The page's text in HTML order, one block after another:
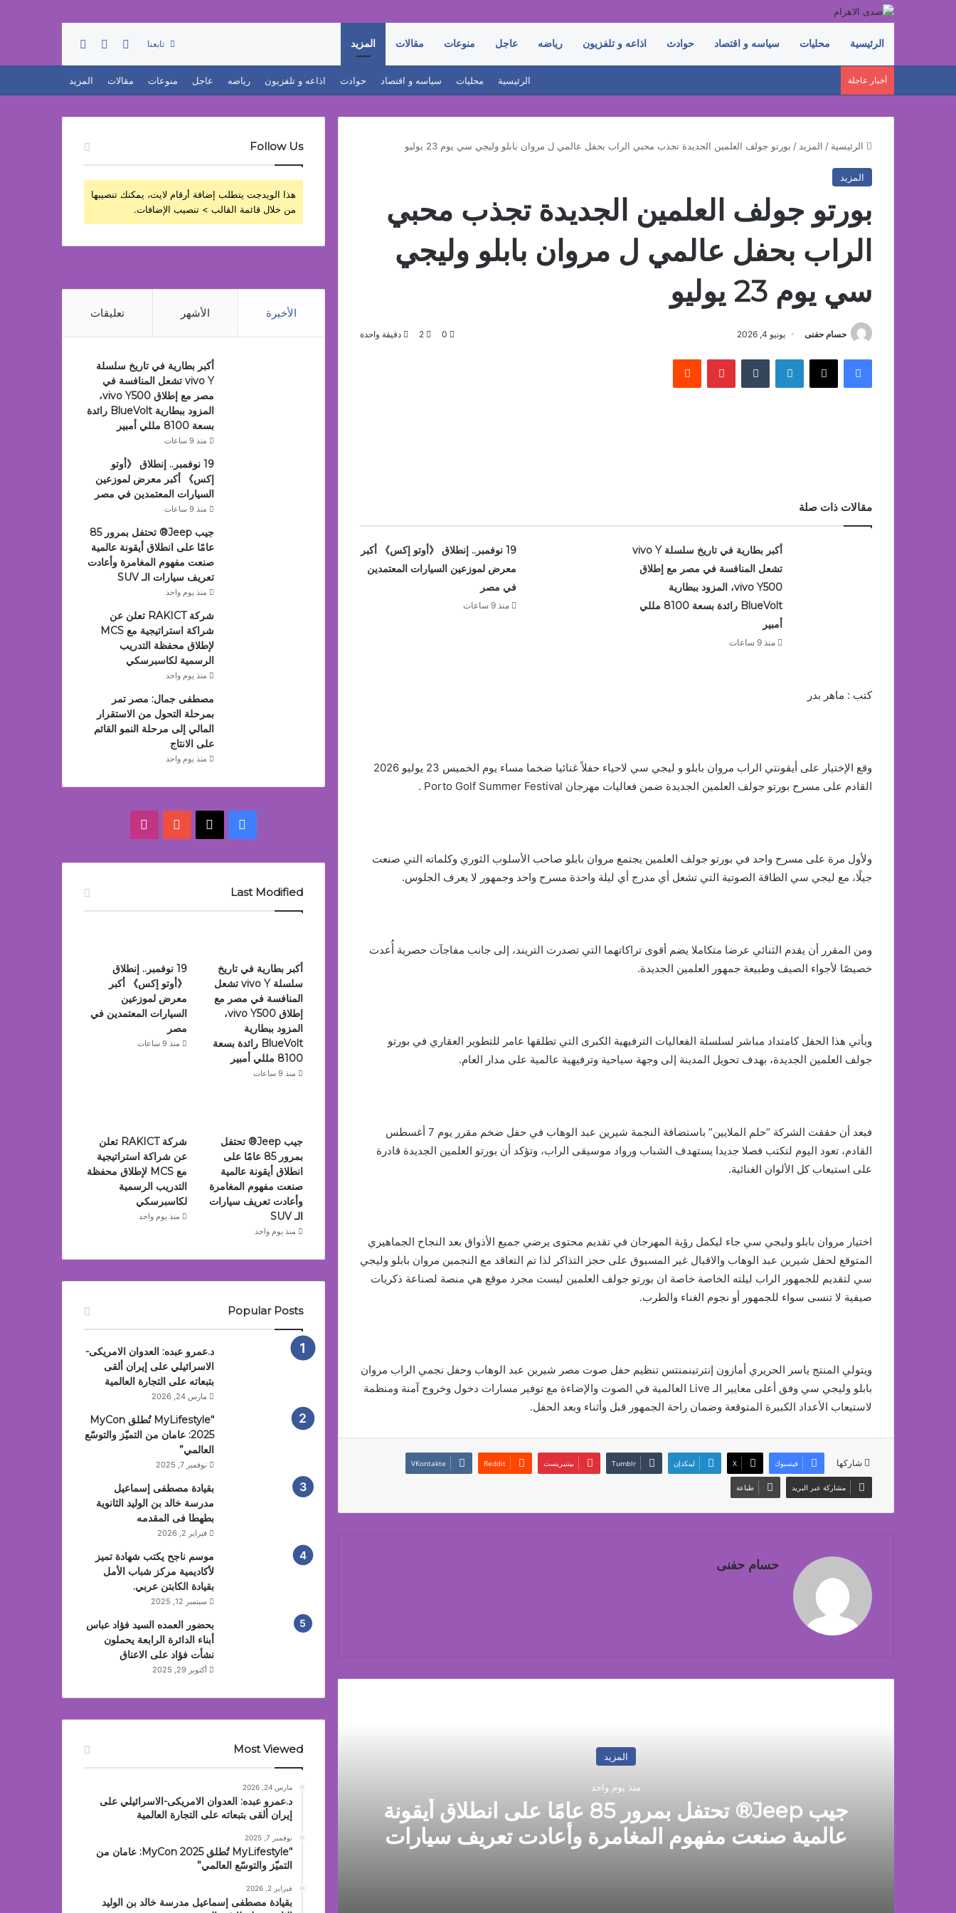
الرئيسية محليات سياسه و اقتصاد حوادث اذاعه و تلفزيون رياضه عاجل منوعات مقالات المزيد تابعنا تسجيل الدخول
إضافة عمود جانبي
أخبار عاجلة الرئيسية محليات سياسه و اقتصاد حوادث اذاعه و تلفزيون رياضه عاجل منوعات مقالات المزيد
الرئيسية / المزيد / بورتو جولف العلمين الجديدة تجذب محبي الراب بحفل عالمي ل مروان بابلو وليجي سي يوم 23 يوليو
المزيد
بورتو جولف العلمين الجديدة تجذب محبي
الراب بحفل عالمي ل مروان بابلو وليجي
سي يوم 23 يوليو
حسام حفنى يونيو 4, 2026 0
2 دقيقة واحدة
فيسبوك ‫X لينكدإن بينتيريست
مقالات ذات صلة
أكبر بطارية في تاريخ سلسلة vivo Y
تشعل المنافسة في مصر مع إطلاق
vivo Y500، المزود ببطارية
BlueVolt رائدة بسعة 8100 مللي
أمبير
منذ 9 ساعات
19 نوفمبر.. إنطلاق 《أوتو إكس》 أكبر
معرض لموزعين السيارات المعتمدين
في مصر
منذ 9 ساعات
كتب : ماهر بدر
وقع الإختيار على أيقونتي الراب مروان بابلو و ليجي سي لاحياء حفلاً غنائيا ضخما مساء يوم الخميس 23 يوليو 2026
القادم على مسرح بورتو جولف العلمين الجديدة ضمن فعاليات مهرجان Porto Golf Summer Festival .
ولأول مرة على مسرح واحد في بورتو جولف العلمين يجتمع مروان بابلو صاحب الأسلوب الثوري وكلماته التي صنعت
جيلًا، مع ليجي سي الطاقة الصوتية التي تشعل أي مدرج أي ليلة واحدة مسرح واحد وجمهور لا يعرف الجلوس.
ومن المقرر أن يقدم الثنائي عرضا متكاملا يضم أقوى تراكاتهما التي تصدرت التريند، إلى جانب مفاجآت حصرية أُعدت
خصيصًا لأجواء الصيف وطبيعة جمهور العلمين الجديدة.
ويأتي هذا الحفل كامتداد مباشر لسلسلة الفعاليات الترفيهية الكبرى التي تطلقها عامر للتطوير العقاري في بورتو
جولف العلمين الجديدة، بهدف تحويل المدينة إلى وجهة سياحية وترفيهية عالمية على مدار العام.
فبعد أن حققت الشركة “حلم الملايين” باستضافة النجمة شيرين عبد الوهاب في حفل ضخم مقرر يوم 7 أغسطس
القادم، تعود اليوم لتكتب فصلا جديدا يستهدف الشباب ورواد موسيقى الراب، وتؤكد أن بورتو العلمين الجديدة قادرة
على استيعاب كل الألوان الغنائية.
اختيار مروان بابلو وليجي سي جاء ليكمل رؤية المهرجان في تقديم محتوى يرضي جميع الأذواق بعد النجاح الجماهيري
المتوقع لحفل شيرين عبد الوهاب والاقبال غير المسبوق على حجز التذاكر لذا تم التعاقد مع النجمين مروان بابلو وليجي
سي لتقديم للجمهور الراب ليلته الخاصة خاصة ان بورتو جولف العلمين ليست مجرد موقع هي منصة لصناعة ذكريات
صيفية لا تنسى سواء للجمهور أو نجوم الغناء والطرب.
ويتولي المنتج ياسر الحريري أمازون إنترتينمنتس تنظيم حفل صوت مصر شيرين عبد الوهاب وحفل نجمي الراب مروان
بابلو وليجي سي وفق أعلى معايير الـ Live العالمية في الصوت والإضاءة مع توفير مسارات دخول وخروج آمنة ومنظمة
لاستيعاب الأعداد الكبيرة المتوقعة وضمان راحة الجمهور قبل وأثناء وبعد الحفل.
شاركها فيسبوك ‫X لينكدإن بينتيريست
مشاركة عبر البريد طباعة
حسام حفنى
المزيد
منذ يوم واحد
جيب Jeep®️ تحتفل بمرور 85 عامًا على انطلاق أيقونة
عالمية صنعت مفهوم المغامرة وأعادت تعريف سيارات
Follow Us
هذا الويدجت يتطلب إضافة أرقام لايت، يمكنك تنصيبها
من خلال قائمة القالب > تنصيب الإضافات.
الأخيرة الأشهر تعليقات
أكبر بطارية في تاريخ سلسلة
vivo Y تشعل المنافسة في
مصر مع إطلاق vivo Y500،
المزود ببطارية BlueVolt رائدة
بسعة 8100 مللي أمبير
منذ 9 ساعات
19 نوفمبر.. إنطلاق 《أوتو
إكس》 أكبر معرض لموزعين
السيارات المعتمدين في مصر
منذ 9 ساعات
جيب Jeep®️ تحتفل بمرور 85
عامًا على انطلاق أيقونة عالمية
صنعت مفهوم المغامرة وأعادت
تعريف سيارات الـ SUV
منذ يوم واحد
شركة RAKICT تعلن عن
شراكة استراتيجية مع MCS
لإطلاق محفظة التدريب
الرسمية لكاسبرسكي
منذ يوم واحد
مصطفى جمال: مصر تمر
بمرحلة التحول من الاستقرار
المالي إلى مرحلة النمو القائم
على الانتاج
منذ يوم واحد
فيسبوك
‫X
‫YouTubeانستقرام
Last Modified
أكبر بطارية في تاريخ
سلسلة vivo Y تشعل
المنافسة في مصر مع
إطلاق vivo Y500،
المزود ببطارية
BlueVolt رائدة بسعة
8100 مللي أمبير
منذ 9 ساعات
19 نوفمبر.. إنطلاق
《أوتو إكس》 أكبر
معرض لموزعين
السيارات المعتمدين في
مصر
منذ 9 ساعات
جيب Jeep®️ تحتفل
بمرور 85 عامًا على
انطلاق أيقونة عالمية
صنعت مفهوم المغامرة
وأعادت تعريف سيارات
الـ SUV
منذ يوم واحد
شركة RAKICT تعلن
عن شراكة استراتيجية
مع MCS لإطلاق محفظة
التدريب الرسمية
لكاسبرسكي
منذ يوم واحد
Popular Posts
د.عمرو عبده: العدوان الامريكى-
الاسرائيلي على إيران ألقى
بتبعاته على التجارة العالمية
مارس 24, 2026
“MyLifestyle تُطلق MyCon
2025: عامان من التميّز والتوسّع
العالمي”
نوفمبر 7, 2025
بقيادة مصطفى إسماعيل
مدرسة خالد بن الوليد الثانوية
بطهطا فى المقدمه
فبراير 2, 2026
موسم ناجح يكتب شهادة تميز
لأكاديمية مركز شباب الأمل
بقيادة الكابتن عربي.
سبتمبر 12, 2025
بحضور العمده السيد فؤاد عباس
أبناء الدائرة الرابعة يحملون
نشأت فؤاد على الاعناق
أكتوبر 29, 2025
Most Viewed
مارس 24, 2026
د.عمرو عبده: العدوان الامريكى-الاسرائيلي على
إيران ألقى بتبعاته على التجارة العالمية
نوفمبر 7, 2025
“MyLifestyle تُطلق MyCon 2025: عامان من
التميّز والتوسّع العالمي”
فبراير 2, 2026
بقيادة مصطفى إسماعيل مدرسة خالد بن الوليد